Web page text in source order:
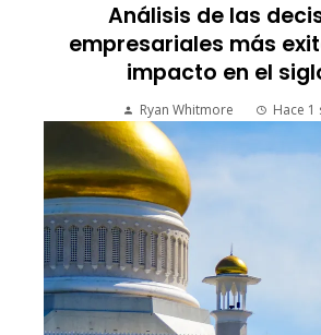
Análisis de las
empresariales más
impacto en el
Ryan Whitmore Hace 1